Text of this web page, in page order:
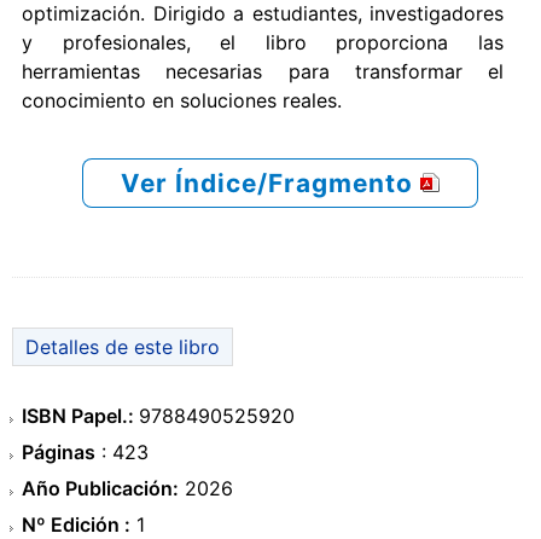
optimización. Dirigido a estudiantes, investigadores
y profesionales, el libro proporciona las
herramientas necesarias para transformar el
conocimiento en soluciones reales.
Ver Índice/Fragmento
Detalles de este libro
ISBN Papel.: 9788490525920
Páginas : 423
Año Publicación: 2026
Nº Edición : 1